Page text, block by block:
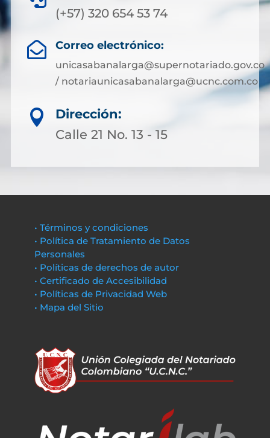
(+57) 320 654 53 74
 Correo electrónico:
unicasabanalarga@supernotariado.gov.co
/ notariaunicasabanalarga@ucnc.com.co

Dirección:
Calle 21 No. 13 - 15
• Términos y condiciones
• Política de Tratamiento de Datos
Personales
• Políticas de derechos de autor
• Certificado de Accesibilidad
• Políticas de Privacidad Web
• Mapa del Sitio